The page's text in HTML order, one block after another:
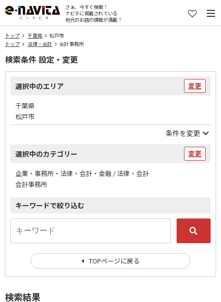
さぁ、今すぐ検索！
ナビタに掲載されている
地元のお店の情報が満載！
トップ 千葉県
松戸市
トップ
法律・会計 会計事務所
検索結果
検索条件 設定・変更
選択中のエリア 変更
千葉県
松戸市
条件を変更
選択中のカテゴリー 変更
企業・事務所・法律・会計・金融 / 法律・会計
会計事務所
キーワードで絞り込む
TOPページに戻る